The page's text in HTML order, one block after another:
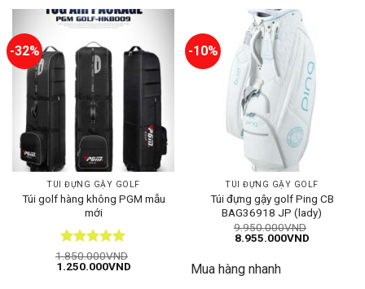
-32%
TÚI ĐỰNG GẬY GOLF
Túi golf hàng không PGM mẫu
mới
Được xếp
hạng55
1.850.000VND
Giá
1.250.000VNDGiá
-10%
TÚI ĐỰNG GẬY GOLF
Túi đựng gậy golf Ping CB
BAG36918 JP (lady)
9.950.000VND
Giá
9.950.000VND.
8.955.000VNDGiá
Mua hàng nhanh